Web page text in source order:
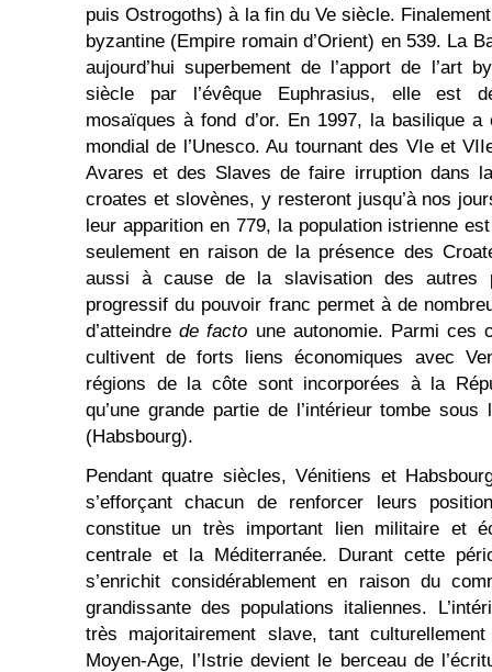
puis Ostrogoths) à la fin du Ve siècle.
byzantine (Empire romain d’Orient) en 539. La
aujourd’hui superbement de l’apport de l’art
siècle par l’évêque Euphrasius, elle est
mosaïques à fond d’or. En 1997, la basilique
mondial de l’Unesco. Au tournant des VIe et
Avares et des Slaves de faire irruption dans
croates et slovènes, y resteront jusqu’à nos
leur apparition en 779, la population istrienne
seulement en raison de la présence des
aussi à cause de la slavisation des autres
progressif du pouvoir franc permet à de
d’atteindrede facto une autonomie. Parmi ces
cultivent de forts liens économiques avec
régions de la côte sont incorporées à la
qu’une grande partie de l’intérieur tombe sous
(Habsbourg).
Pendant quatre siècles, Vénitiens et
s’efforçant chacun de renforcer leurs
constitue un très important lien militaire et
centrale et la Méditerranée. Durant cette
s’enrichit considérablement en raison du
grandissante des populations italiennes.
très majoritairement slave, tant
Moyen-Age, l’Istrie devient le berceau de